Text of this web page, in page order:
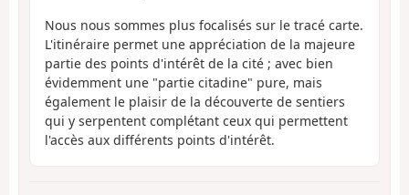
Nous nous sommes plus focalisés sur le tracé carte.
L'itinéraire permet une appréciation de la majeure
partie des points d'intérêt de la cité ; avec bien
évidemment une "partie citadine" pure, mais
également le plaisir de la découverte de sentiers
qui y serpentent complétant ceux qui permettent
l'accès aux différents points d'intérêt.